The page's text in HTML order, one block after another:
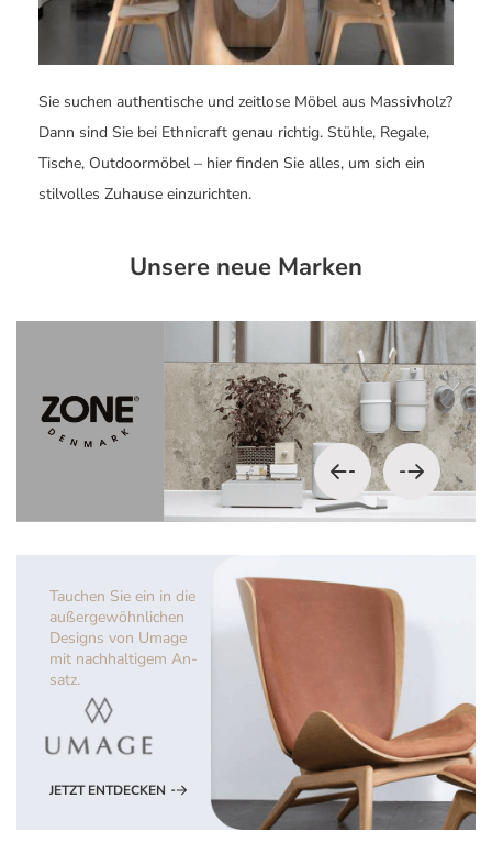
Sie suchen authentische und zeitlose Möbel aus Massivholz?
Dann sind Sie bei Ethnicraft genau richtig. Stühle, Regale,
Tische, Outdoormöbel – hier finden Sie alles, um sich ein
stilvolles Zuhause einzurichten.
Unsere neue Marken
Tauchen Sie ein in die
außergewöhnlichen
Designs von Umage
mit nachhaltigem An-
satz.
JETZT ENTDECKEN